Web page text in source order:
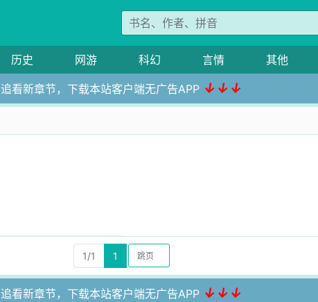
历史 网游 科幻 言情 其他
追看新章节，下载本站客户端无广告APP ↓↓↓
1/1 1
追看新章节，下载本站客户端无广告APP ↓↓↓